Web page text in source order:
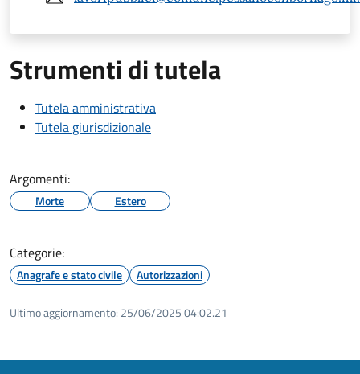
Strumenti di tutela
Tutela amministrativa
Tutela giurisdizionale
Argomenti:
Morte Estero
Categorie:
Anagrafe e stato civile Autorizzazioni
Ultimo aggiornamento: 25/06/2025 04:02.21